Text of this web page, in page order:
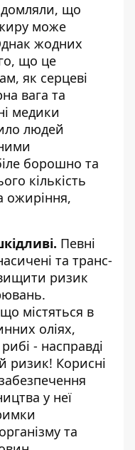
що
може
жодних
що це
як серцеві
вага та
медики
людей
борошно та
кількість
ожиріння,
Певні
та транс-
ризик
містяться в
оліях,
- насправді
ризик! Корисні
у неї
та